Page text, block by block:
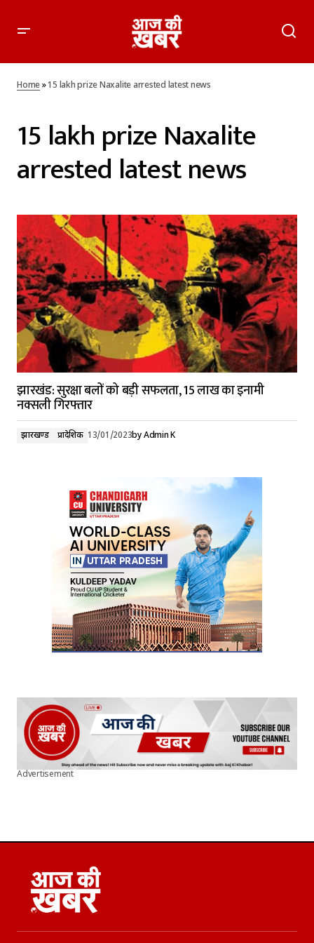
Home»15 lakh prize Naxalite arrested latest news
15 lakh prize Naxalite
arrested latest news
झारखंड: सुरक्षा बलों को बड़ी सफलता, 15 लाख का इनामी
नक्सली गिरफ्तार
झारखण्ड प्रादेशिक 13/01/2023byAdmin K
Advertisement